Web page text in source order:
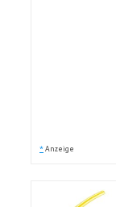
* Anzeige